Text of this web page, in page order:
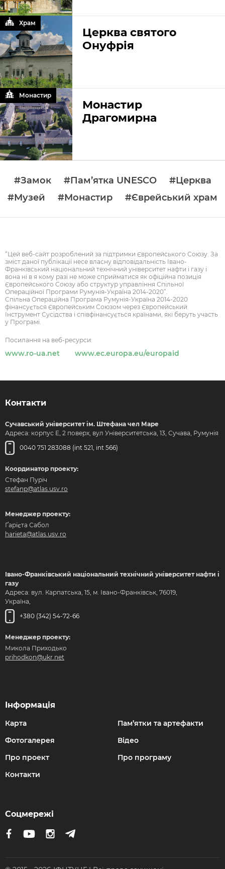
Церква святого
Онуфрія
Храм
Монастир
Драгомирна
Монастир
#Замок #Пам’ятка UNESCO
#Церква
#Музей
#Монастир #Єврейський храм
“Цей веб-сайт розроблений за підтримки Європейського Союзу. За
зміст даної публікації несе власну відповідальність Івано-
Франківський національний технічний університет нафти і газу і
вона ні в я кому разі не може сприйматися як офіційна позиція
Європейського Союзу або структур управління Спільної
Операційної Програми Румунія-Україна 2014-2020”.
Спільна Операційна Програма Румунія-Україна 2014-2020
фінансується Європейським Союзом через Європейський
Інструмент Сусідства і співфінансується країнами, які беруть участь
у Програмі.
Посилання на веб-ресурси:
www.ro-ua.net www.ec.europa.eu/europaid
Контакти
Сучавський університет ім. Штефана чел Маре
Адреса: корпус Е, 2 поверх, вул Університетська, 13, Сучава, Румунія
0040 751 283088 (int 521, int 566)
Координатор проекту:
Стефан Пуріч
stefanp@atlas.usv.ro
Менеджер проекту:
Ґарієта Сабол
harieta@atlas.usv.ro
Івано-Франківський національний технічний університет нафти і
газу
Адреса: вул. Карпатська, 15, м. Івано-Франківськ, 76019,
Україна,
+380 (342) 54-72-66
Менеджер проекту:
Микола Приходько
prihodkon@ukr.net
Інформація
Карта
Пам’ятки та артефакти
Фотогалерея
Відео
Про проект
Про програму
Контакти
Соцмережі